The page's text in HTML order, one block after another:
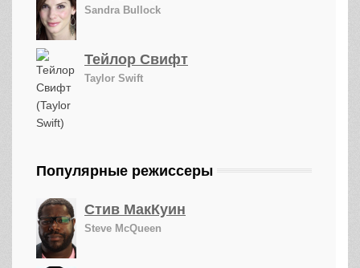
Sandra Bullock
Тейлор Свифт
Taylor Swift
Популярные режиссеры
Стив МакКуин
Steve McQueen